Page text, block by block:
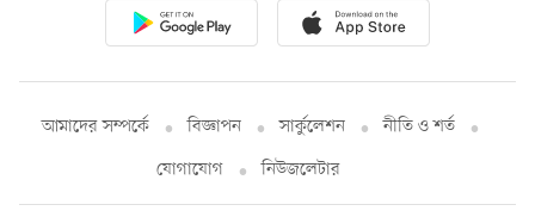
আমাদের সম্পর্কে বিজ্ঞাপন সার্কুলেশন
নীতি ও শর্ত
যোগাযোগ
নিউজলেটার